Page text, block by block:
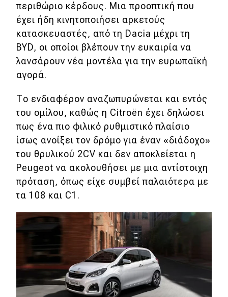
περιθώριο κέρδους. Μια προοπτική που
έχει ήδη κινητοποιήσει αρκετούς
κατασκευαστές, από τη Dacia μέχρι τη
BYD, οι οποίοι βλέπουν την ευκαιρία να
λανσάρουν νέα μοντέλα για την ευρωπαϊκή
αγορά.
Το ενδιαφέρον αναζωπυρώνεται και εντός
του ομίλου, καθώς η Citroën έχει δηλώσει
πως ένα πιο φιλικό ρυθμιστικό πλαίσιο
ίσως ανοίξει τον δρόμο για έναν «διάδοχο»
του θρυλικού 2CV και δεν αποκλείεται η
Peugeot να ακολουθήσει με μια αντίστοιχη
πρόταση, όπως είχε συμβεί παλαιότερα με
τα 108 και C1.